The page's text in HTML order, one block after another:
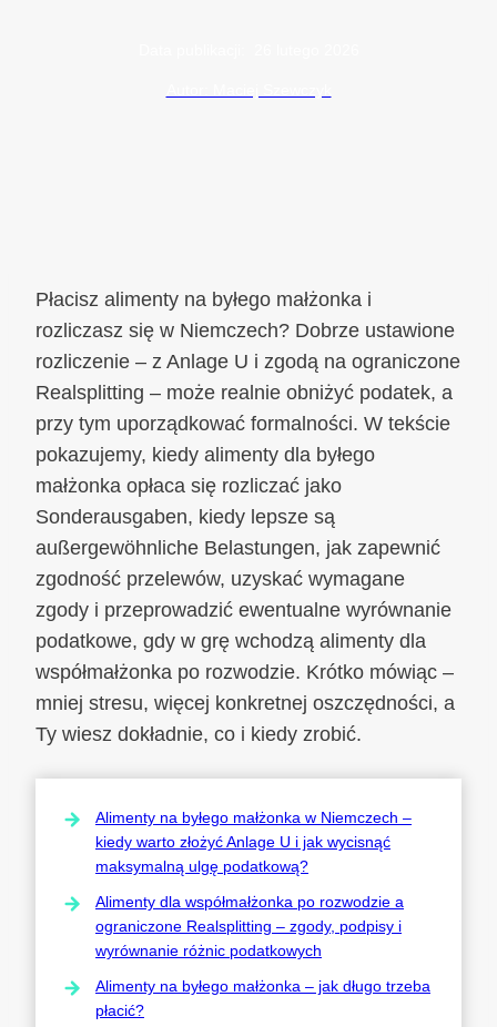
Płacisz alimenty na byłego małżonka i
rozliczasz się w Niemczech? Dobrze ustawione
rozliczenie – z Anlage U i zgodą na ograniczone
Realsplitting – może realnie obniżyć podatek, a
przy tym uporządkować formalności. W tekście
pokazujemy, kiedy alimenty dla byłego
małżonka opłaca się rozliczać jako
Sonderausgaben, kiedy lepsze są
außergewöhnliche Belastungen, jak zapewnić
zgodność przelewów, uzyskać wymagane
zgody i przeprowadzić ewentualne wyrównanie
podatkowe, gdy w grę wchodzą alimenty dla
współmałżonka po rozwodzie. Krótko mówiąc –
mniej stresu, więcej konkretnej oszczędności, a
Ty wiesz dokładnie, co i kiedy zrobić.
Alimenty na byłego małżonka w Niemczech –
kiedy warto złożyć Anlage U i jak wycisnąć
maksymalną ulgę podatkową?
Alimenty dla współmałżonka po rozwodzie a
ograniczone Realsplitting – zgody, podpisy i
wyrównanie różnic podatkowych
Alimenty na byłego małżonka – jak długo trzeba
płacić?